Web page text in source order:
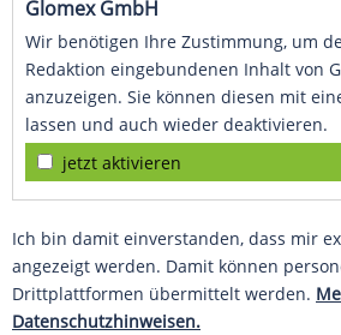
Glomex GmbH
Wir benötigen Ihre Zustimmung, um
Redaktion eingebundenen Inhalt von
anzuzeigen. Sie können diesen mit
lassen und auch wieder deaktivieren.
jetzt aktivieren
Ich bin damit einverstanden, dass mir
angezeigt werden. Damit können
Drittplattformen übermittelt werden.
Datenschutzhinweisen.